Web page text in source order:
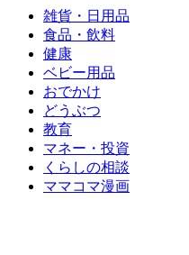
雑貨・日用品
食品・飲料
健康
ベビー用品
おでかけ
どうぶつ
教育
マネー・投資
くらしの相談
ママコマ漫画